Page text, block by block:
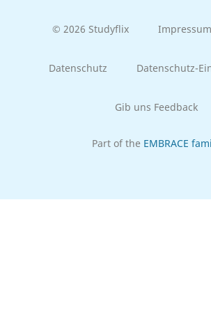
© 2026 Studyflix Impressum
Datenschutz Datenschutz-
Gib uns Feedback
Part of the EMBRACE